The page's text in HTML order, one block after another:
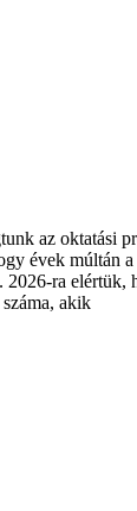
az oktatási
évek múltán
ra elértük,
akik